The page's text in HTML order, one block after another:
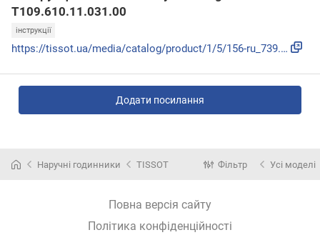
T109.610.11.031.00
інструкції
https://tissot.ua/media/catalog/product/1/5/156-ru_739.pdf
Додати посилання
Наручні годинники TISSOT Фільтр Усі моделі
Повна версія сайту
Політика конфіденційності